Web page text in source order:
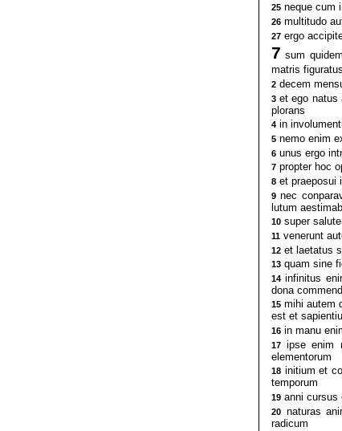
25 neque cum
26 multitudo
27 ergo
7 sum
matris
2 decem
3 et ego natus
plorans
4 in
5 nemo enim
6 unus ergo
7 propter hoc
8 et praeposui
9 nec
lutum
10 super
11 venerunt
12 et laetatus
13 quam sine
14 infinitus
dona
15 mihi autem
est et
16 in manu
17 ipse enim
elementorum
18 initium et
temporum
19 anni cursus
20 naturas
radicum